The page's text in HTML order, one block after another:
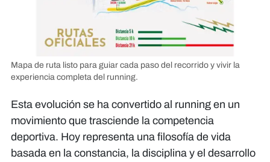
Mapa de ruta listo para guiar cada paso del recorrido y vivir la
experiencia completa del running.
Esta evolución se ha convertido al running en un
movimiento que trasciende la competencia
deportiva. Hoy representa una filosofía de vida
basada en la constancia, la disciplina y el desarrollo